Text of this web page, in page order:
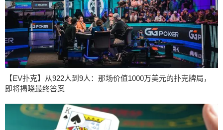
【EV扑克】从922人到9人：那场价值1000万美元的扑克牌局，
即将揭晓最终答案